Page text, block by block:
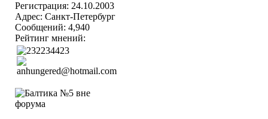
Регистрация: 24.10.2003
Адрес: Санкт-Петербург
Сообщений: 4,940
Рейтинг мнений: